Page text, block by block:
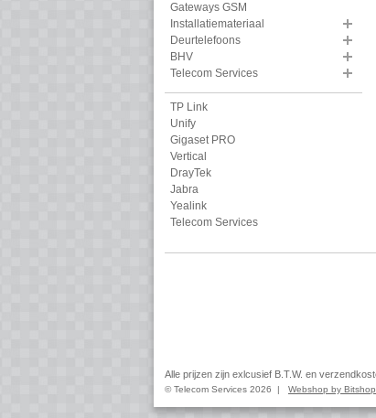
Gateways GSM
Installatiemateriaal
Deurtelefoons
BHV
Telecom Services
TP Link
Unify
Gigaset PRO
Vertical
DrayTek
Jabra
Yealink
Telecom Services
Alle prijzen zijn exlcusief B.T.W. en
© Telecom Services 2026 | Webshop by Bitshop